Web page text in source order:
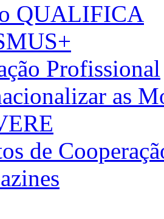
QUALIFICA
Profissional
as
de